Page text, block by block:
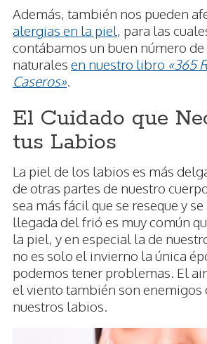
Además, también nos pueden
alergias en la piel, para las
contábamos un buen número
naturales en nuestro libro «365
Caseros».
El Cuidado que
tus Labios
La piel de los labios es más
de otras partes de nuestro
sea más fácil que se reseque y
llegada del frió es muy común
la piel, y en especial la de
no es solo el invierno la única
podemos tener problemas. El
el viento también son enemigos
nuestros labios.